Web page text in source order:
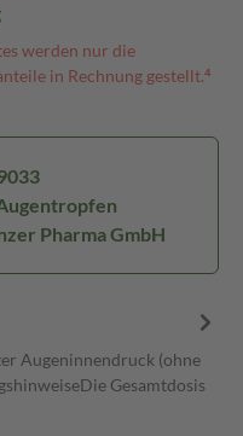
werden nur die
in Rechnung gestellt.⁴
Pharma GmbH
Augeninnendruck (ohne
Gesamtdosis